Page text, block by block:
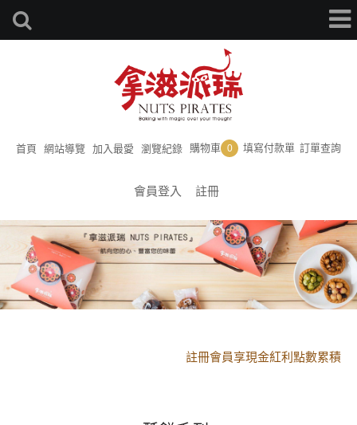
首頁 網站導覽 加入最愛 瀏覽紀錄 購物車 0 填寫付款單 訂單查詢
會員登入 註冊
註冊會員享現金紅利點數累積